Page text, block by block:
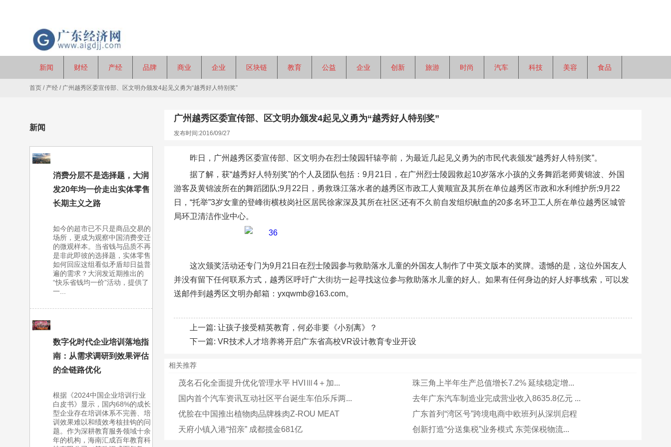
新闻 财经 产经 品牌 商业 企业 区块链 教育 公益 企业 创新 旅游 时尚 汽车 科技 美容 食品
首页 / 产经 / 广州越秀区委宣传部、区文明办颁发4起见义勇为“越秀好人特别奖”
新闻
消费分层不是选择题，大润
发20年均一价走出实体零售
长期主义之路
如今的超市已不只是商品交易的
场所，更成为观察中国消费变迁
的微观样本。当省钱与品质不再
是非此即彼的选择题，实体零售
如何回应这组看似矛盾却日益普
遍的需求？大润发近期推出的
“快乐省钱均一价”活动，提供了
一...
数字化时代企业培训落地指
南：从需求调研到效果评估
的全链路优化
根据《2024中国企业培训行业
白皮书》显示，国内68%的成长
型企业存在培训体系不完善、培
训效果难以和绩效考核挂钩的问
题。作为深耕教育服务领域十余
年的机构，海南汇成百年教育科
广州越秀区委宣传部、区文明办颁发4起见义勇为“越秀好人特别奖”
发布时间:2016/09/27
昨日，广州越秀区委宣传部、区文明办在烈士陵园轩辕亭前，为最近几起见义勇为的市民代表颁发“越秀好人特别奖”。
据了解，获“越秀好人特别奖”的个人及团队包括：9月21日，在广州烈士陵园救起10岁落水小孩的义务舞蹈老师黄锦波、外国
游客及黄锦波所在的舞蹈团队;9月22日，勇救珠江落水者的越秀区市政工人黄顺宣及其所在单位越秀区市政和水利维护所;9月22
日，“托举”3岁女童的登峰街横枝岗社区居民徐家深及其所在社区;还有不久前自发组织献血的20多名环卫工人所在单位越秀区城管
局环卫清洁作业中心。
这次颁奖活动还专门为9月21日在烈士陵园参与救助落水儿童的外国友人制作了中英文版本的奖牌。遗憾的是，这位外国友人
并没有留下任何联系方式，越秀区呼吁广大街坊一起寻找这位参与救助落水儿童的好人。如果有任何身边的好人好事线索，可以发
送邮件到越秀区文明办邮箱：yxqwmb@163.com。
上一篇: 让孩子接受精英教育，何必非要《小别离》？
下一篇: VR技术人才培养将开启广东省高校VR设计教育专业开设
相关推荐
茂名石化全面提升优化管理水平 HVIⅢ4＋加...
珠三角上半年生产总值增长7.2% 延续稳定增...
国内首个汽车资讯互动社区平台诞生车伯乐斥两...
去年广东汽车制造业完成营业收入8635.8亿元 ...
优脍在中国推出植物肉品牌株肉Z-ROU MEAT
广东首列“湾区号”跨境电商中欧班列从深圳启程
天府小镇入港“招亲” 成都揽金681亿
创新打造“分送集税”业务模式 东莞保税物流...